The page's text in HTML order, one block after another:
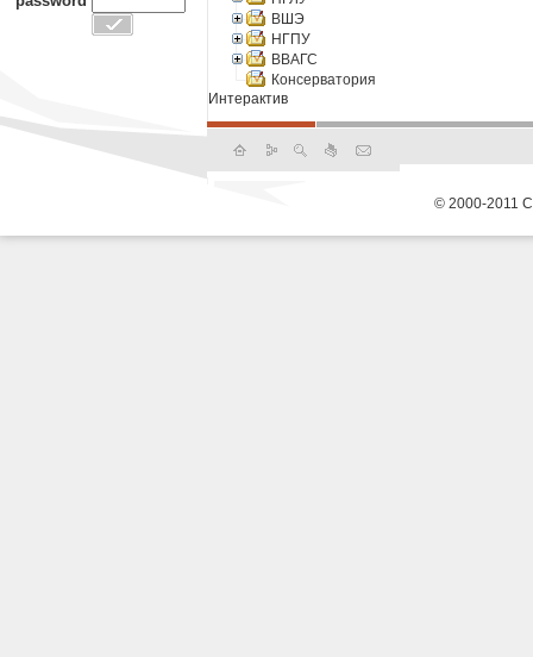
ВШЭ
НГПУ
ВВАГС
Консерватория
Интерактив
© 2000-2011